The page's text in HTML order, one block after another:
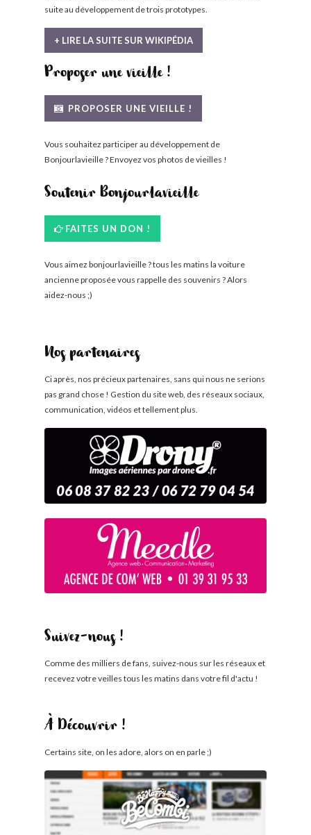
suite au développement de trois prototypes.
+ LIRE LA SUITE SUR WIKIPÉDIA
Proposer une vieille !
PROPOSER UNE VIEILLE !
Vous souhaitez participer au développement de
Bonjourlavieille ? Envoyez vos photos de vieilles !
Soutenir Bonjourlavieille
FAITES UN DON !
Vous aimez bonjourlavieille ? tous les matins la voiture
ancienne proposée vous rappelle des souvenirs ? Alors
aidez-nous ;)
Nos partenaires
Ci après, nos précieux partenaires, sans qui nous ne serions
pas grand chose ! Gestion du site web, des réseaux sociaux,
communication, vidéos et tellement plus.
Suivez-nous !
Comme des milliers de fans, suivez-nous sur les réseaux et
recevez votre veilles tous les matins dans votre fil d'actu !
À Découvrir !
Certains site, on les adore, alors on en parle ;)